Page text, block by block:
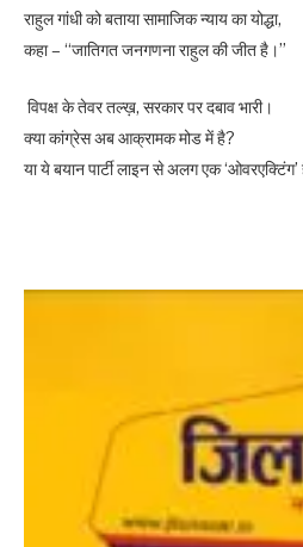
राहुल गांधी को बताया सामाजिक न्याय का योद्धा,
कहा – “जातिगत जनगणना राहुल की जीत है।”
विपक्ष के तेवर तल्ख़, सरकार पर दबाव भारी।
क्या कांग्रेस अब आक्रामक मोड में है?
या ये बयान पार्टी लाइन से अलग एक ‘ओवरएक्टिंग’